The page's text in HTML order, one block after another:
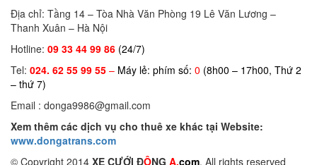
Địa chỉ: Tầng 14 – Tòa Nhà Văn Phòng 19 Lê Văn Lương –
Thanh Xuân – Hà Nội
Hotline: 09 33 44 99 86 (24/7)
Tel: 024. 62 55 99 55 – Máy lẻ: phím số: 0 (8h00 – 17h00, Thứ 2
– thứ 7)
Email : donga9986@gmail.com
Xem thêm các dịch vụ cho thuê xe khác tại Website:
www.dongatrans.com
© Copyright 2014 XE CƯỚI ĐÔNG A.com, All rights reserved